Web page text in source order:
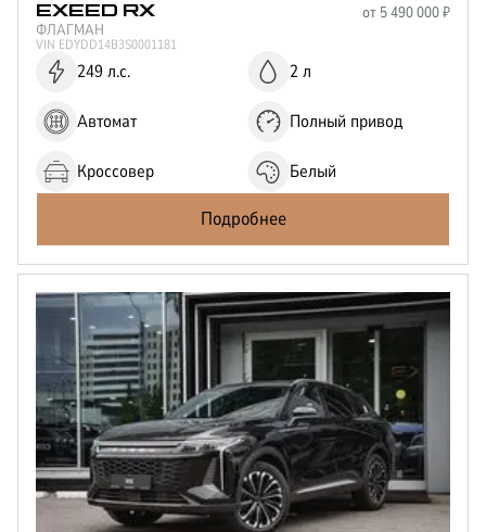
EXEED RX от 5 490 000₽
ФЛАГМАН
VIN EDYDD14B3S0001181
249 л.с. 2 л
Автомат Полный привод
Кроссовер Белый
Подробнее